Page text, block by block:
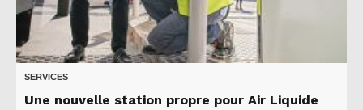
SERVICES
Une nouvelle station propre pour Air Liquide